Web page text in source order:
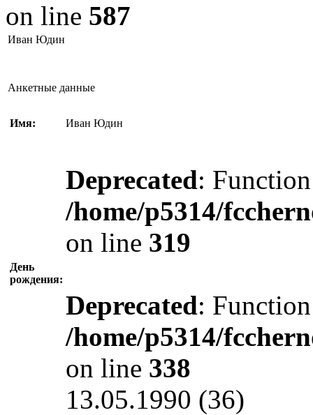
on line 587
Иван Юдин
Анкетные данные
Имя: Иван Юдин
День
рождения:
Deprecated:
/home/p5314/
on line 319
Deprecated:
/home/p5314/
on line 338
13.05.1990 (36)